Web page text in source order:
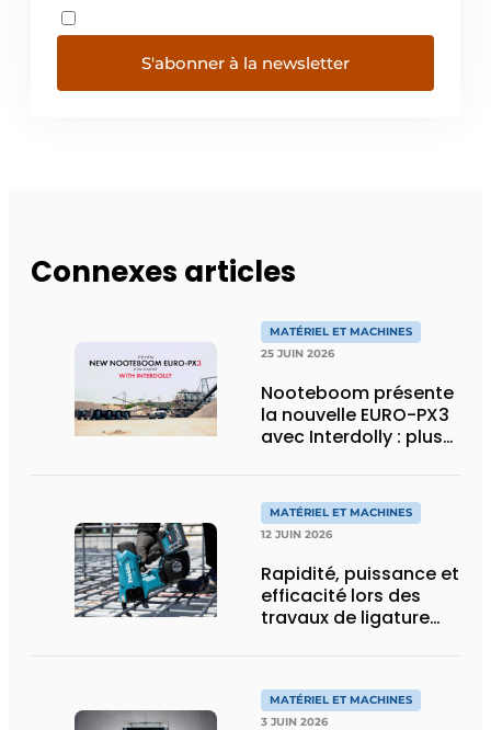
S'abonner à la newsletter
Connexes articles
MATÉRIEL ET MACHINES
25 JUIN 2026
Nooteboom présente
la nouvelle EURO-PX3
avec Interdolly : plus
transport spécial
MATÉRIEL ET MACHINES
12 JUIN 2026
Rapidité, puissance et
efficacité lors des
travaux de ligature
MATÉRIEL ET MACHINES
3 JUIN 2026